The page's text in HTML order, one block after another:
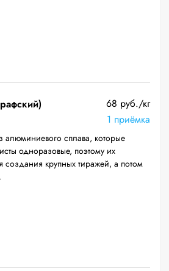
68 руб./кг
1 приёмка
сплава, которые
одноразовые, поэтому их
создания крупных тиражей, а потом